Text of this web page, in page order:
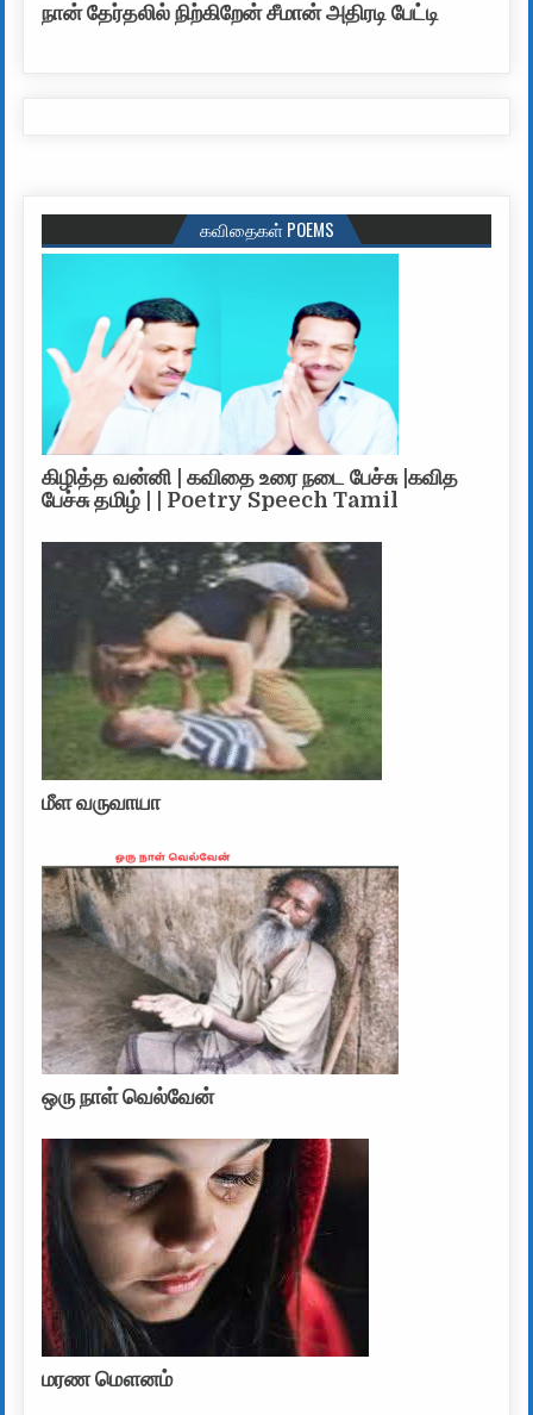
நான் தேர்தலில் நிற்கிறேன் சீமான் அதிரடி பேட்டி
கவிதைகள் POEMS
கிழித்த வன்னி | கவிதை உரை நடை பேச்சு |கவித
பேச்சு தமிழ் | | Poetry Speech Tamil
மீள வருவாயா
ஒரு நாள் வெல்வேன்
மரண மௌனம்